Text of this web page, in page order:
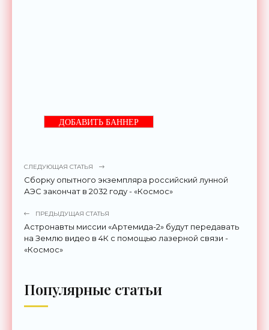
ДОБАВИТЬ БАННЕР
СЛЕДУЮЩАЯ СТАТЬЯ
Сборку опытного экземпляра российский лунной
АЭС закончат в 2032 году - «Космос»
ПРЕДЫДУЩАЯ СТАТЬЯ
Астронавты миссии «Артемида-2» будут передавать
на Землю видео в 4К с помощью лазерной связи -
«Космос»
Популярные статьи